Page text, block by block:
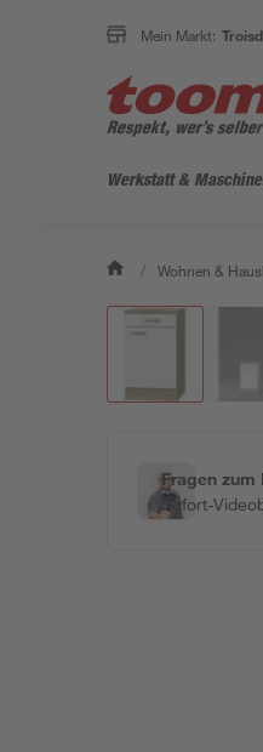
Mein Markt:
Werkstatt &
/ Wohnen &
Fragen zum
Sofort-